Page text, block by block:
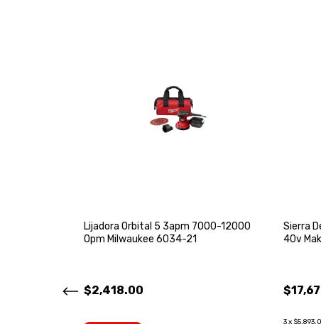
Lijadora Orbital 5 3apm 7000-12000
Opm Milwaukee 6034-21
$2,418.00
Sierra
40v
3x